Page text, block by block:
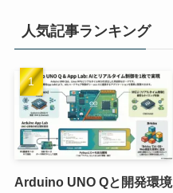
人気記事ランキング
Arduino UNO Qと開発環境